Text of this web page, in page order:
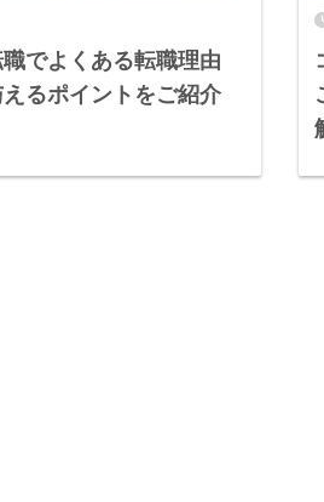
でよくある転職理由
るポイントをご紹介